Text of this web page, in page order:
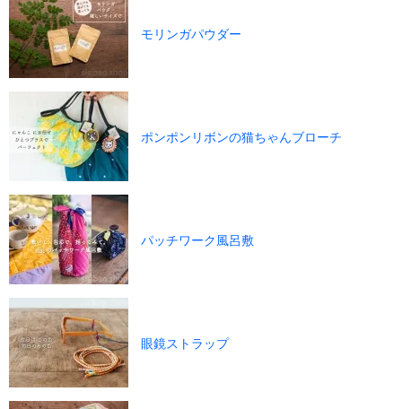
モリンガパウダー
ポンポンリボンの猫ちゃんブローチ
パッチワーク風呂敷
眼鏡ストラップ